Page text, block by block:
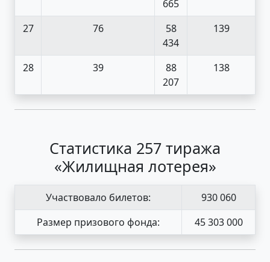
665
27 76
58
434
139
28 39
88
207
138
Статистика 257 тиража
«Жилищная лотерея»
Участвовало билетов:
930 060
Размер призового фонда:
45 303 000